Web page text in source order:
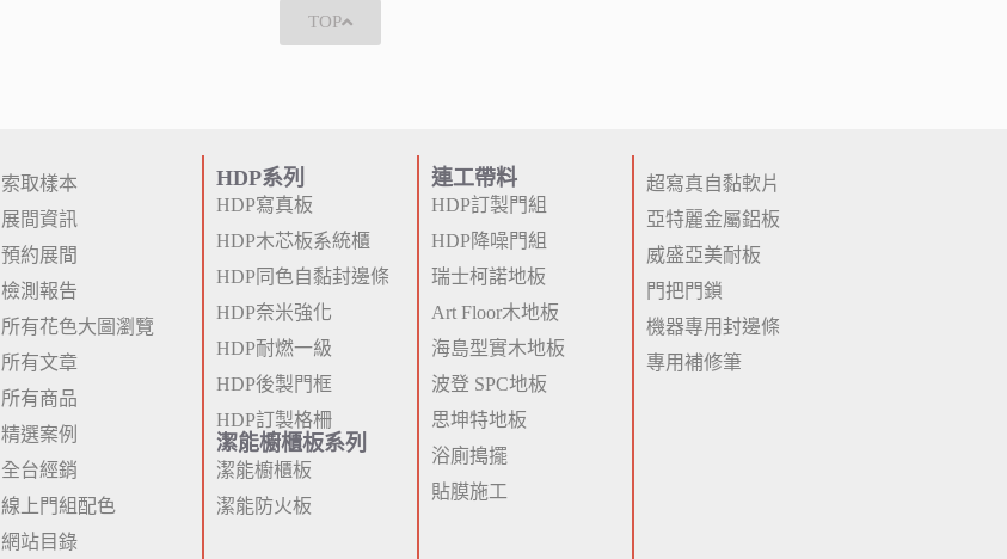
TOP
索取樣本
展間資訊
預約展間
檢測報告
所有花色大圖瀏覽
所有文章
所有商品
精選案例
全台經銷
線上門組配色
網站目錄
HDP系列
HDP寫真板
HDP木芯板系統櫃
HDP同色自黏封邊條
HDP奈米強化
HDP耐燃一級
HDP後製門框
HDP訂製格柵
潔能櫥櫃板系列
潔能櫥櫃板
潔能防火板
連工帶料
HDP訂製門組
HDP降噪門組
瑞士柯諾地板
Art Floor木地板
海島型實木地板
波登 SPC地板
思坤特地板
浴廁搗擺
貼膜施工
超寫真自黏軟片
亞特麗金屬鋁板
威盛亞美耐板
門把門鎖
機器專用封邊條
專用補修筆